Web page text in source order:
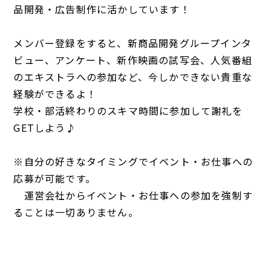
品開発・広告制作に活かしています！
メンバー登録をすると、新商品開発グループインタ
ビュー、アンケート、新作映画の試写会、人気番組
のエキストラへの参加など、今しかできない貴重な
経験ができるよ！
学校・部活終わりのスキマ時間に参加して謝礼を
GETしよう♪
※自分の好きなタイミングでイベント・お仕事への
応募が可能です。
運営会社からイベント・お仕事への参加を強制す
ることは一切ありません。